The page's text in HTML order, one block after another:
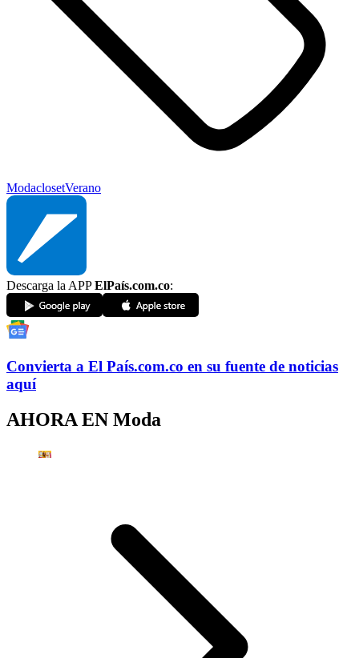
ModaclosetVerano
Descarga la APPElPaís.com.co:
Convierta a El País.com.co en su fuente de noticias
aquí
AHORA EN Moda